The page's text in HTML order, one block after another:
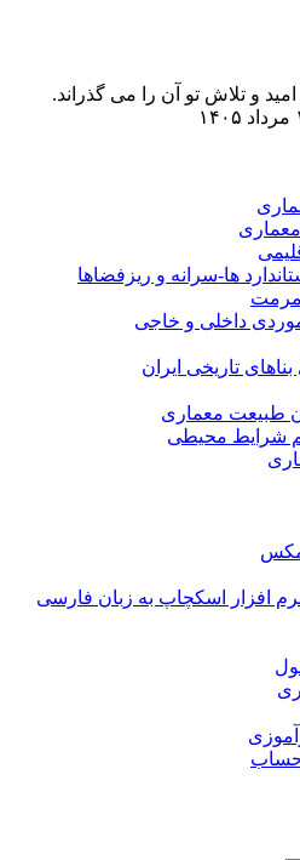
و تلاش تو آن را می گذراند.
ها-سرانه و ریزفضاها
مرمت
موردی داخلی و خاجی
بناهای تاریخی ایران
طبیعت معماری
شرایط محیطی
ﻣﮑﺲ
افزار اسکچاپ به زبان فارسی
حساب